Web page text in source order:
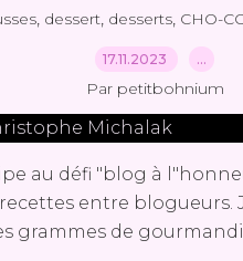
, dessert, desserts, CHO-
17.11.2023 …
Par petitbohnium
au défi "blog à
entre
grammes de